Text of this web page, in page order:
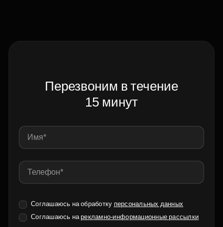
Перезвоним в течение
15 минут
Соглашаюсь на обработку персональных данных
Соглашаюсь нарекламно-информационные рассылки